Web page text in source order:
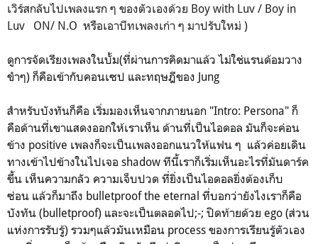
เวิร์สกลับไปเพลงแรก ๆ ของตัวเองด้วย Boy with Luv / Boy in
Luv ON/ N.O หรือเอาบีทเพลงเก่า ๆ มาปรับใหม่ )
ดูการจัดเรียงเพลงในบั้ม(ที่ผ่านการคิดมาแล้ว ไม่ใช่แรนด้อมวาง
ขำๆ) ก็คือเข้ากับคอนเซป และทฤษฎีของ Jung
สำหรับบังทันก็คือ เริ่มมองเห็นจากภายนอก "Intro: Persona" ก็
คือด้านที่เขาแสดงออกให้เราเห็น ด้านที่เป็นไอดอล มันก็จะค่อน
ข้าง positive เพลงก็จะเป็นเพลงออกแนวให้แฟน ๆ แล้วค่อยเดิน
ทางเข้าไปข้างในไปเจอ shadow ทีนี้เราก็เริ่มเห็นอะไรที่มันดาร์ค
ขึ้น เห็นความกลัว ความเจ็บปวด ที่ยิ่งเป็นไอดอลยิ่งต้องเก็บ
ซ่อน แล้วก็มาถึง bulletproof the eternal ที่บอกว่ายังไงเราก็คือ
บังทัน (bulletproof) และจะเป็นตลอดไป;-; ปิดท้ายด้วย ego (ส่วน
แห่งการรับรู้) รวมๆแล้วมันเหมือน process ของการเรียนรู้ตัวเอง